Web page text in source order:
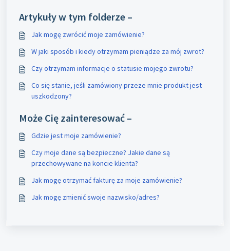
Artykuły w tym folderze –
Jak mogę zwrócić moje zamówienie?
W jaki sposób i kiedy otrzymam pieniądze za mój zwrot?
Czy otrzymam informacje o statusie mojego zwrotu?
Co się stanie, jeśli zamówiony przeze mnie produkt jest
uszkodzony?
Może Cię zainteresować –
Gdzie jest moje zamówienie?
Czy moje dane są bezpieczne? Jakie dane są
przechowywane na koncie klienta?
Jak mogę otrzymać fakturę za moje zamówienie?
Jak mogę zmienić swoje nazwisko/adres?